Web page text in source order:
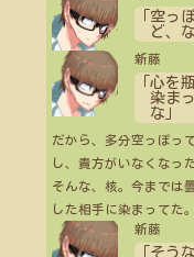
「空っ
ど、
新藤
「心を
染ま
な」
だから、多分空っぽっ
し、貴方がいなくなっ
そんな、核。今までは
した相手に染まってた。
新藤
「そう